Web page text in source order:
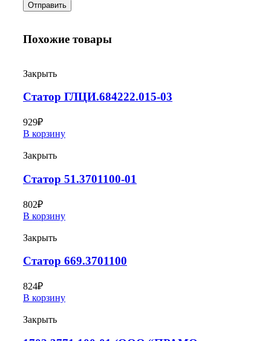
Похожие товары
Закрыть
Статор ГЛЦИ.684222.015-03
929₽
В корзину
Закрыть
Статор 51.3701100-01
802₽
В корзину
Закрыть
Статор 669.3701100
824₽
В корзину
Закрыть